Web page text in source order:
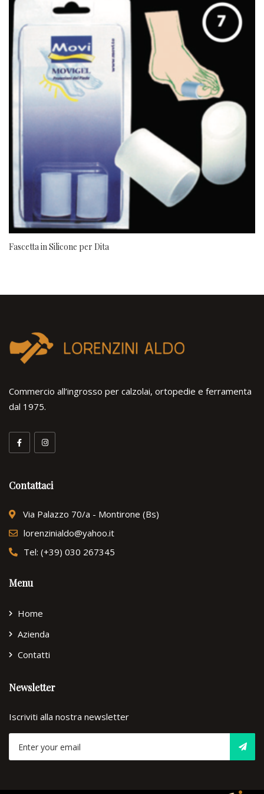
Fascetta in Silicone per Dita
Commercio all’ingrosso per calzolai, ortopedie e ferramenta
dal 1975.
Contattaci
Via Palazzo 70/a - Montirone (Bs)
lorenzinialdo@yahoo.it
Tel: (+39) 030 267345
Menu
Home
Azienda
Contatti
Newsletter
Iscriviti alla nostra newsletter